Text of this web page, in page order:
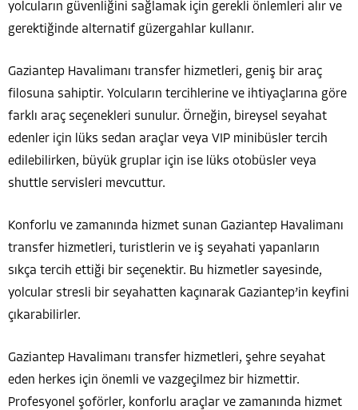
yolcuların güvenliğini sağlamak için gerekli önlemleri alır ve
gerektiğinde alternatif güzergahlar kullanır.
Gaziantep Havalimanı transfer hizmetleri, geniş bir araç
filosuna sahiptir. Yolcuların tercihlerine ve ihtiyaçlarına göre
farklı araç seçenekleri sunulur. Örneğin, bireysel seyahat
edenler için lüks sedan araçlar veya VIP minibüsler tercih
edilebilirken, büyük gruplar için ise lüks otobüsler veya
shuttle servisleri mevcuttur.
Konforlu ve zamanında hizmet sunan Gaziantep Havalimanı
transfer hizmetleri, turistlerin ve iş seyahati yapanların
sıkça tercih ettiği bir seçenektir. Bu hizmetler sayesinde,
yolcular stresli bir seyahatten kaçınarak Gaziantep’in keyfini
çıkarabilirler.
Gaziantep Havalimanı transfer hizmetleri, şehre seyahat
eden herkes için önemli ve vazgeçilmez bir hizmettir.
Profesyonel şoförler, konforlu araçlar ve zamanında hizmet